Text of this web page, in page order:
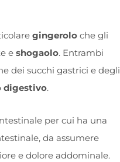
gingeroloche gli
e shogaolo. Entrambi
dei succhi gastrici e degli
digestivo.
per cui ha una
da assumere
e dolore addominale.